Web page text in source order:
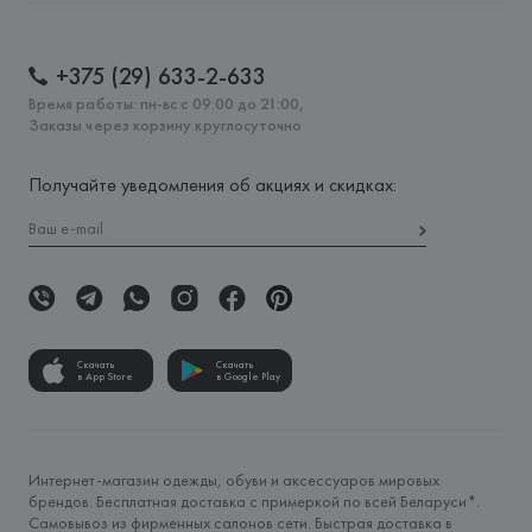
+375 (29) 633-2-633
Время работы: пн-вс с 09:00 до 21:00,
Заказы через корзину круглосуточно
Получайте уведомления об акциях и скидках:
Скачать
в App Store
Скачать
в Google Play
Интернет-магазин одежды, обуви и аксессуаров мировых
брендов. Бесплатная доставка с примеркой по всей Беларуси*.
Самовывоз из фирменных салонов сети. Быстрая доставка в